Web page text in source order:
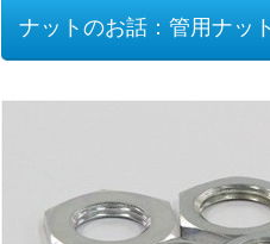
ナットのお話：管用ナット